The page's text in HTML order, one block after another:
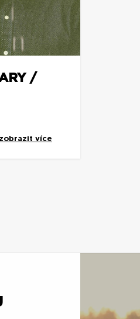
/
zobrazit více